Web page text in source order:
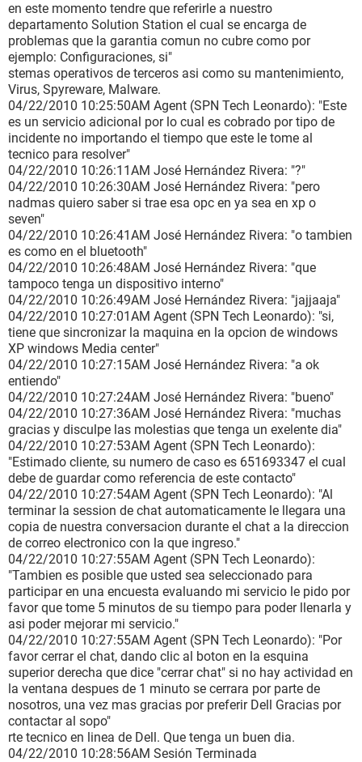
en este momento tendre que referirle a nuestro
departamento Solution Station el cual se encarga de
problemas que la garantia comun no cubre como por
ejemplo: Configuraciones, si"
stemas operativos de terceros asi como su mantenimiento,
Virus, Spyreware, Malware.
04/22/2010 10:25:50AM Agent (SPN Tech Leonardo): "Este
es un servicio adicional por lo cual es cobrado por tipo de
incidente no importando el tiempo que este le tome al
tecnico para resolver"
04/22/2010 10:26:11AM José Hernández Rivera: "?"
04/22/2010 10:26:30AM José Hernández Rivera: "pero
nadmas quiero saber si trae esa opc en ya sea en xp o
seven"
04/22/2010 10:26:41AM José Hernández Rivera: "o tambien
es como en el bluetooth"
04/22/2010 10:26:48AM José Hernández Rivera: "que
tampoco tenga un dispositivo interno"
04/22/2010 10:26:49AM José Hernández Rivera: "jajjaaja"
04/22/2010 10:27:01AM Agent (SPN Tech Leonardo): "si,
tiene que sincronizar la maquina en la opcion de windows
XP windows Media center"
04/22/2010 10:27:15AM José Hernández Rivera: "a ok
entiendo"
04/22/2010 10:27:24AM José Hernández Rivera: "bueno"
04/22/2010 10:27:36AM José Hernández Rivera: "muchas
gracias y disculpe las molestias que tenga un exelente dia"
04/22/2010 10:27:53AM Agent (SPN Tech Leonardo):
"Estimado cliente, su numero de caso es 651693347 el cual
debe de guardar como referencia de este contacto"
04/22/2010 10:27:54AM Agent (SPN Tech Leonardo): "Al
terminar la session de chat automaticamente le llegara una
copia de nuestra conversacion durante el chat a la direccion
de correo electronico con la que ingreso."
04/22/2010 10:27:55AM Agent (SPN Tech Leonardo):
"Tambien es posible que usted sea seleccionado para
participar en una encuesta evaluando mi servicio le pido por
favor que tome 5 minutos de su tiempo para poder llenarla y
asi poder mejorar mi servicio."
04/22/2010 10:27:55AM Agent (SPN Tech Leonardo): "Por
favor cerrar el chat, dando clic al boton en la esquina
superior derecha que dice "cerrar chat" si no hay actividad en
la ventana despues de 1 minuto se cerrara por parte de
nosotros, una vez mas gracias por preferir Dell Gracias por
contactar al sopo"
rte tecnico en linea de Dell. Que tenga un buen dia.
04/22/2010 10:28:56AM Sesión Terminada